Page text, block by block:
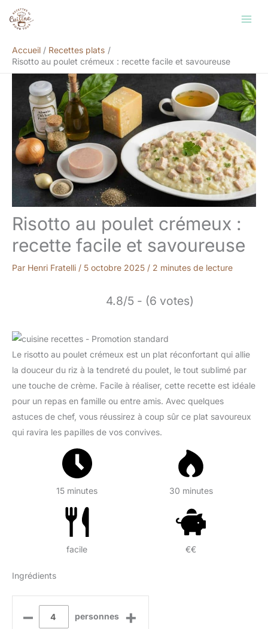
Accueil
Recettes plats
Risotto au poulet crémeux : recette facile et savoureuse
Risotto au poulet crémeux :
recette facile et savoureuse
Par Henri Fratelli / 5 octobre 2025 / 2 minutes de lecture
4.8/5 - (6 votes)
Le risotto au poulet crémeux est un plat réconfortant qui allie
la douceur du riz à la tendreté du poulet, le tout sublimé par
une touche de crème. Facile à réaliser, cette recette est idéale
pour un repas en famille ou entre amis. Avec quelques
astuces de chef, vous réussirez à coup sûr ce plat savoureux
qui ravira les papilles de vos convives.
15 minutes 30 minutes
facile €€
Ingrédients
– personnes +
Rechercher